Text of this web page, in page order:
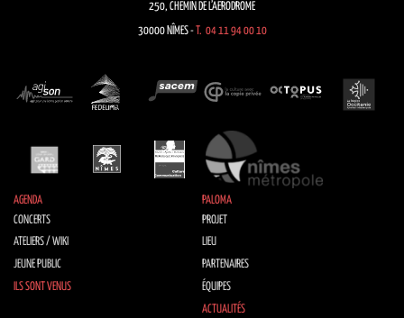
250, CHEMIN DE L’AÉRODROME
30000 NÎMES - T. 04 11 94 00 10
AGENDA
CONCERTS
ATELIERS / WIKI
JEUNE PUBLIC
ILS SONT VENUS
PALOMA
PROJET
LIEU
PARTENAIRES
ÉQUIPES
ACTUALITÉS